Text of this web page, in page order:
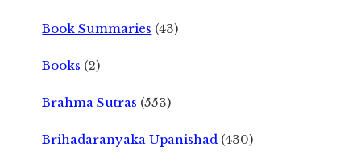
Book Summaries (43)
Books (2)
Brahma Sutras (553)
Brihadaranyaka Upanishad (430)